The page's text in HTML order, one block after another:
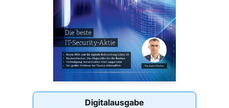
Digitalausgabe